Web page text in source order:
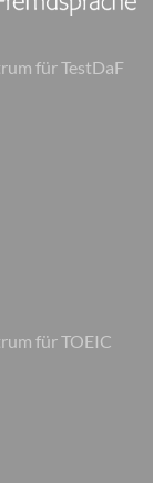
für TestDaF
für TOEIC